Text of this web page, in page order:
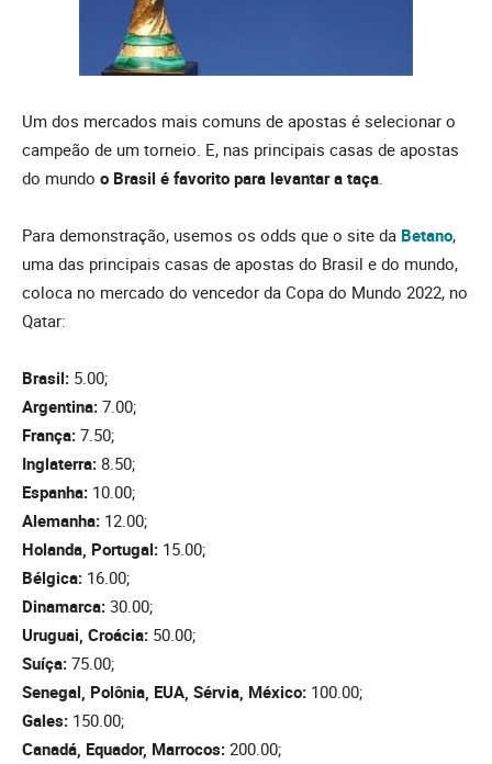
Um dos mercados mais comuns de apostas é selecionar o
campeão de um torneio. E, nas principais casas de apostas
do mundo o Brasil é favorito para levantar a taça
Para demonstração, usemos os odds que o site da Betano,
uma das principais casas de apostas do Brasil e do mundo,
coloca no mercado do vencedor da Copa do Mundo 2022, no
Qatar:
Brasil: 5.00;
Argentina: 7.00;
França: 7.50;
Inglaterra: 8.50;
Espanha: 10.00;
Alemanha: 12.00;
Holanda, Portugal: 15.00;
Bélgica: 16.00;
Dinamarca: 30.00;
Uruguai, Croácia: 50.00;
Suíça: 75.00;
Senegal, Polônia, EUA, Sérvia, México: 100.00;
Gales: 150.00;
Canadá, Equador, Marrocos: 200.00;